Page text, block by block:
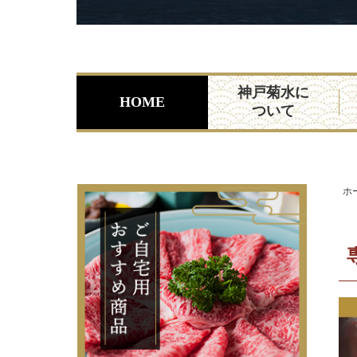
HOME
神戸菊水に
ついて
ホ